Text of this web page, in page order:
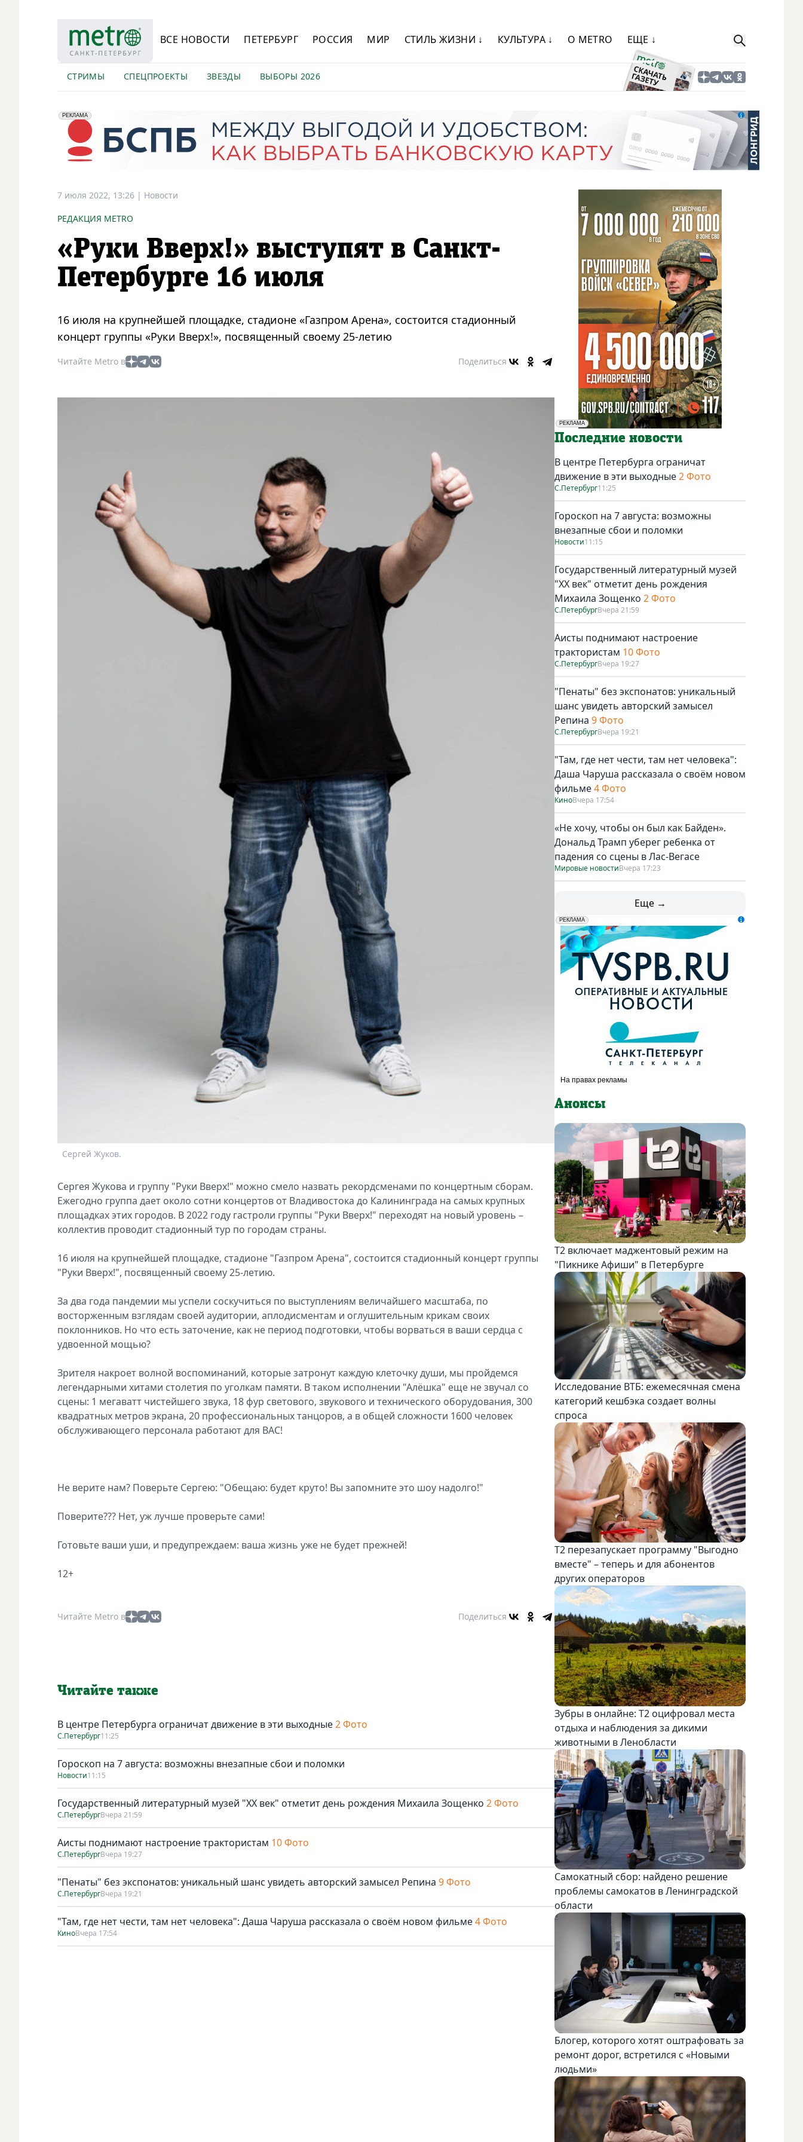
ВСЕ НОВОСТИ ПЕТЕРБУРГ РОССИЯ МИР СТИЛЬ ЖИЗНИ ↓ КУЛЬТУРА ↓ О METRO ЕЩЕ ↓
СТРИМЫ СПЕЦПРОЕКТЫ ЗВЕЗДЫ ВЫБОРЫ 2026
erid: 2VfnxyFybV5
РЕКЛАМА
ПАО "Банк "Санкт-Петербург", ИНН: 7831000027
7 июля 2022, 13:26 | Новости
РЕДАКЦИЯ METRO
«Руки Вверх!» выступят в Санкт-
Петербурге 16 июля
16 июля на крупнейшей площадке, стадионе «Газпром Арена», состоится стадионный
концерт группы «Руки Вверх!», посвященный своему 25-летию
Читайте Metro в Поделиться
Сергей Жуков.
Сергея Жукова и группу "Руки Вверх!" можно смело назвать рекордсменами по концертным сборам.
Ежегодно группа дает около сотни концертов от Владивостока до Калининграда на самых крупных
площадках этих городов. В 2022 году гастроли группы "Руки Вверх!" переходят на новый уровень –
коллектив проводит стадионный тур по городам страны.
16 июля на крупнейшей площадке, стадионе "Газпром Арена", состоится стадионный концерт группы
"Руки Вверх!", посвященный своему 25-летию.
За два года пандемии мы успели соскучиться по выступлениям величайшего масштаба, по
восторженным взглядам своей аудитории, аплодисментам и оглушительным крикам своих
поклонников. Но что есть заточение, как не период подготовки, чтобы ворваться в ваши сердца с
удвоенной мощью?
Зрителя накроет волной воспоминаний, которые затронут каждую клеточку души, мы пройдемся
легендарными хитами столетия по уголкам памяти. В таком исполнении "Алёшка" еще не звучал со
сцены: 1 мегаватт чистейшего звука, 18 фур светового, звукового и технического оборудования, 300
квадратных метров экрана, 20 профессиональных танцоров, а в общей сложности 1600 человек
обслуживающего персонала работают для ВАС!
Не верите нам? Поверьте Сергею: "Обещаю: будет круто! Вы запомните это шоу надолго!"
Поверите??? Нет, уж лучше проверьте сами!
Готовьте ваши уши, и предупреждаем: ваша жизнь уже не будет прежней!
12+
Читайте Metro в Поделиться
Читайте также
В центре Петербурга ограничат движение в эти выходные2 Фото
С.Петербург11:25
Гороскоп на 7 августа: возможны внезапные сбои и поломки
Новости11:15
Государственный литературный музей "ХХ век" отметит день рождения Михаила Зощенко 2 Фото
С.ПетербургВчера 21:59
Аисты поднимают настроение трактористам 10 Фото
С.ПетербургВчера 19:27
"Пенаты" без экспонатов: уникальный шанс увидеть авторский замысел Репина 9 Фото
С.ПетербургВчера 19:21
"Там, где нет чести, там нет человека": Даша Чаруша рассказала о своём новом фильме4 Фото
КиноВчера 17:54
РЕКЛАМА
Социальная реклама
Последние новости
В центре Петербурга ограничат
движение в эти выходные2 Фото
С.Петербург11:25
Гороскоп на 7 августа: возможны
внезапные сбои и поломки
Новости11:15
Государственный литературный музей
"ХХ век" отметит день рождения
Михаила Зощенко 2 Фото
С.ПетербургВчера 21:59
Аисты поднимают настроение
трактористам 10 Фото
С.ПетербургВчера 19:27
"Пенаты" без экспонатов: уникальный
шанс увидеть авторский замысел
Репина 9 Фото
С.ПетербургВчера 19:21
"Там, где нет чести, там нет человека":
Даша Чаруша рассказала о своём новом
фильме4 Фото
КиноВчера 17:54
«Не хочу, чтобы он был как Байден».
Дональд Трамп уберег ребенка от
падения со сцены в Лас-Вегасе
Мировые новостиВчера 17:23
Еще →
erid: LdtCK5udn
РЕКЛАМА
АО "ГАТР", ИНН: 7841320717
Анонсы
Т2 включает маджентовый режим на
"Пикнике Афиши" в Петербурге
Исследование ВТБ: ежемесячная смена
категорий кешбэка создает волны
спроса
Т2 перезапускает программу "Выгодно
вместе" – теперь и для абонентов
других операторов
Зубры в онлайне: Т2 оцифровал места
отдыха и наблюдения за дикими
животными в Ленобласти
Самокатный сбор: найдено решение
проблемы самокатов в Ленинградской
области
Блогер, которого хотят оштрафовать за
ремонт дорог, встретился с «Новыми
людьми»